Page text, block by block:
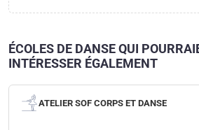
ÉCOLES DE DANSE QUI
INTÉRESSER ÉGALEMENT
ATELIER SOF CORPS ET DANSE